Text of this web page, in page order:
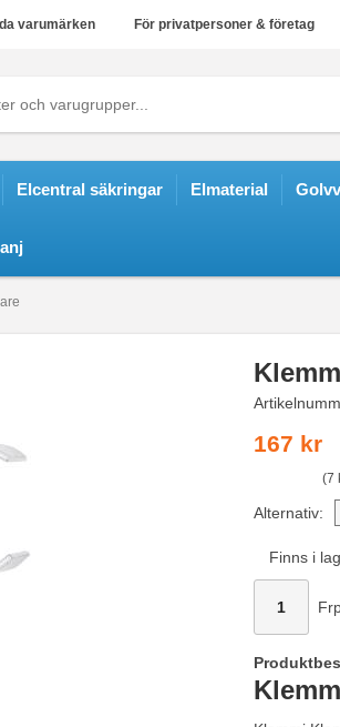
varumärken För privatpersoner & företag
Elcentral säkringar Elmaterial
167 kr
(7
Alternativ:
Finns i